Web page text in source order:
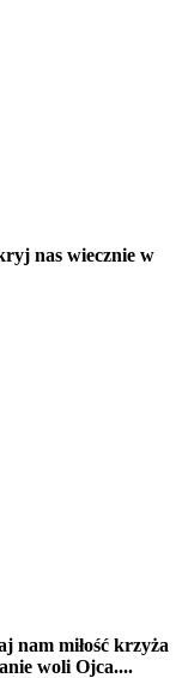
nas wiecznie w
nam miłość krzyża
woli Ojca....